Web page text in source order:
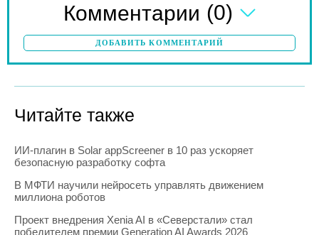
Комментарии (0)
ДОБАВИТЬ КОММЕНТАРИЙ
Читайте также
ИИ-плагин в Solar appScreener в 10 раз ускоряет
безопасную разработку софта
В МФТИ научили нейросеть управлять движением
миллиона роботов
Проект внедрения Xenia AI в «Северстали» стал
победителем премии Generation AI Awards 2026